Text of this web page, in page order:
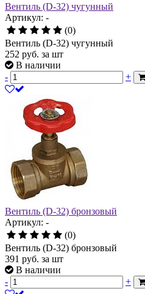
Вентиль (D-32) чугунный
Артикул: -
(0)
Вентиль (D-32) чугунный
252 руб. за шт
В наличии
-
+
Вентиль (D-32) бронзовый
Артикул: -
(0)
Вентиль (D-32) бронзовый
391 руб. за шт
В наличии
-
+